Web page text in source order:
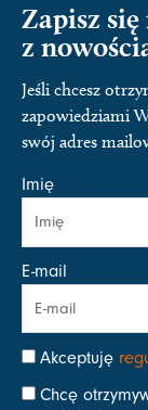
Zapisz
z
Jeśli chcesz
zapowiedziami
swój adres
Imię
E-mail
Akceptuję
Chcę